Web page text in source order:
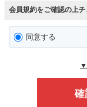
会員規約をご確認の上
同意する
▼